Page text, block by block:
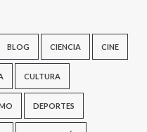
BLOG CIENCIA CINE
CULTURA
DEPORTES